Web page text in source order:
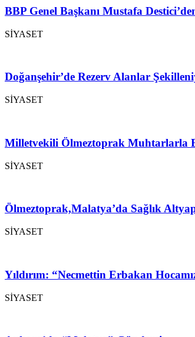
BBP Genel Başkanı Mustafa
SİYASET
Doğanşehir’de Rezerv Alanlar
SİYASET
Milletvekili Ölmeztoprak Muhtarlarla
SİYASET
Ölmeztoprak,Malatya’da Sağlık
SİYASET
Yıldırım: “Necmettin Erbakan
SİYASET